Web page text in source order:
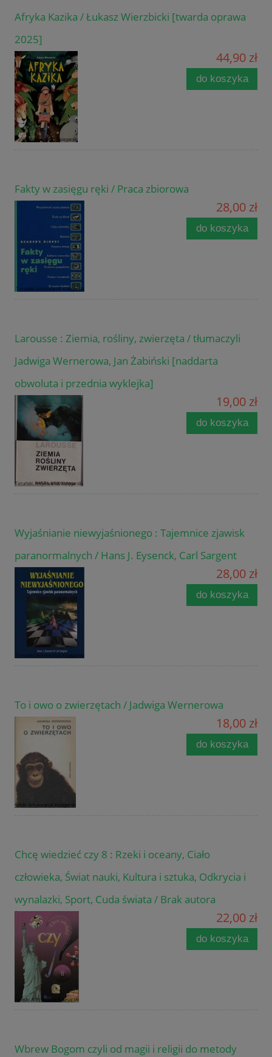
Afryka Kazika / Łukasz Wierzbicki [twarda oprawa
2025]
44,90 zł
do koszyka
Fakty w zasięgu ręki / Praca zbiorowa
28,00 zł
do koszyka
Larousse : Ziemia, rośliny, zwierzęta / tłumaczyli
Jadwiga Wernerowa, Jan Żabiński [naddarta
obwoluta i przednia wyklejka]
19,00 zł
do koszyka
Wyjaśnianie niewyjaśnionego : Tajemnice zjawisk
paranormalnych / Hans J. Eysenck, Carl Sargent
28,00 zł
do koszyka
To i owo o zwierzętach / Jadwiga Wernerowa
18,00 zł
do koszyka
Chcę wiedzieć czy 8 : Rzeki i oceany, Ciało
człowieka, Świat nauki, Kultura i sztuka, Odkrycia i
wynalazki, Sport, Cuda świata / Brak autora
22,00 zł
do koszyka
Wbrew Bogom czyli od magii i religii do metody